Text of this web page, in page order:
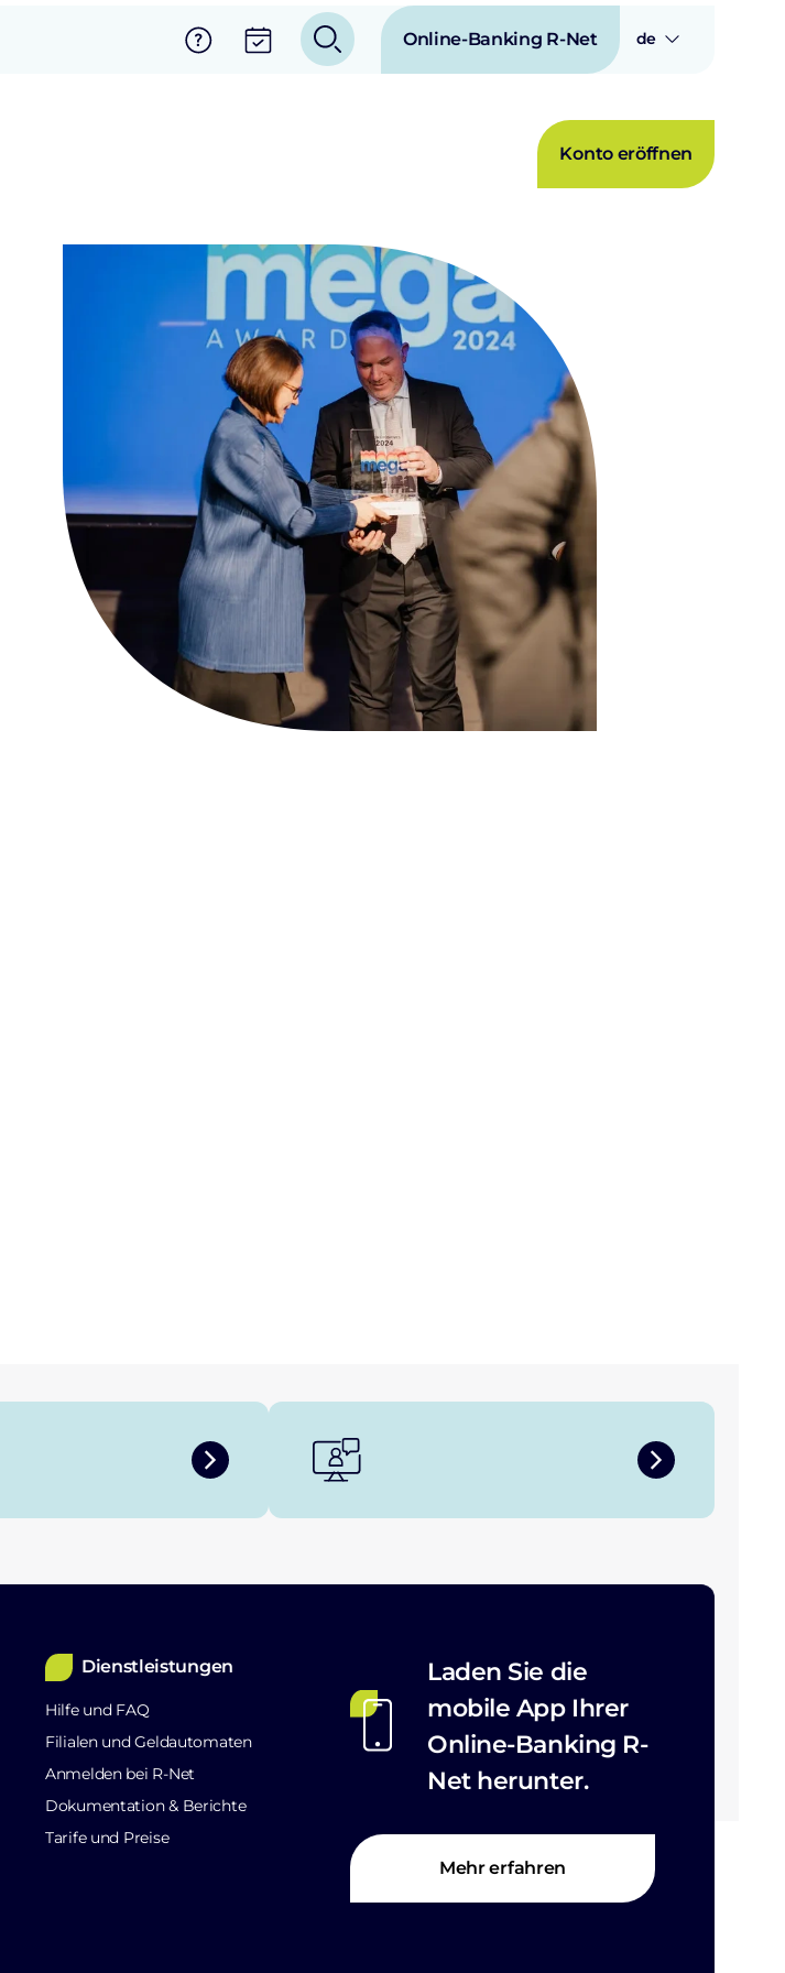
Online-Banking R-Net de
Konto eröffnen
Dienstleistungen
Hilfe und FAQ
Filialen und Geldautomaten
Anmelden bei R-Net
Dokumentation & Berichte
Tarife und Preise
Laden Sie die
mobile App Ihrer
Online-Banking R-
Net herunter.
Mehr erfahren